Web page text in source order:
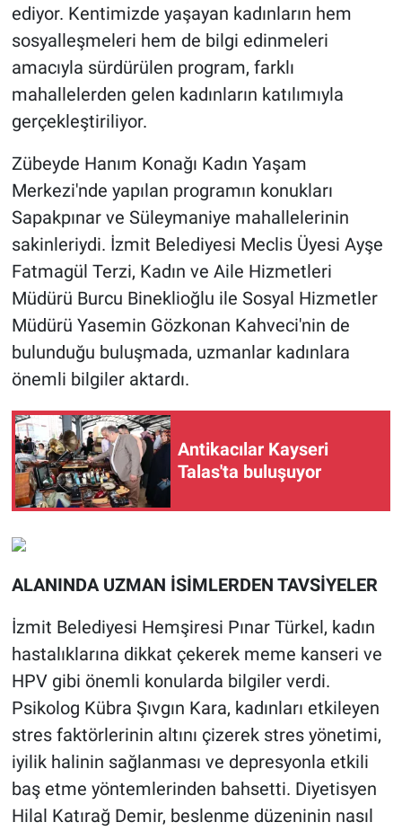
ediyor. Kentimizde yaşayan kadınların hem
sosyalleşmeleri hem de bilgi edinmeleri
amacıyla sürdürülen program, farklı
mahallelerden gelen kadınların katılımıyla
gerçekleştiriliyor.
Zübeyde Hanım Konağı Kadın Yaşam
Merkezi'nde yapılan programın konukları
Sapakpınar ve Süleymaniye mahallelerinin
sakinleriydi. İzmit Belediyesi Meclis Üyesi Ayşe
Fatmagül Terzi, Kadın ve Aile Hizmetleri
Müdürü Burcu Bineklioğlu ile Sosyal Hizmetler
Müdürü Yasemin Gözkonan Kahveci'nin de
bulunduğu buluşmada, uzmanlar kadınlara
önemli bilgiler aktardı.
Antikacılar Kayseri
Talas'ta buluşuyor
ALANINDA UZMAN İSİMLERDEN TAVSİYELER
İzmit Belediyesi Hemşiresi Pınar Türkel, kadın
hastalıklarına dikkat çekerek meme kanseri ve
HPV gibi önemli konularda bilgiler verdi.
Psikolog Kübra Şıvgın Kara, kadınları etkileyen
stres faktörlerinin altını çizerek stres yönetimi,
iyilik halinin sağlanması ve depresyonla etkili
baş etme yöntemlerinden bahsetti. Diyetisyen
Hilal Katırağ Demir, beslenme düzeninin nasıl